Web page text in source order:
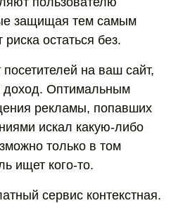
защищая тем самым
остаться без.
на ваш сайт,
доход. Оптимальным
рекламы, попавших
искал какую-либо
только в том
ищет кого-то.
сервис контекстная.